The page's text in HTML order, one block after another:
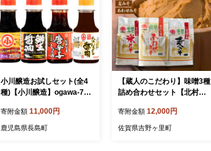
小川醸造お試しセット(全4
種)【小川醸造】ogawa-728
寄附金額 11,000円
鹿児島県長島町
【蔵人のこだわり】味噌3種
詰め合わせセット【北村醤
寄附金額 12,000円
佐賀県吉野ヶ里町